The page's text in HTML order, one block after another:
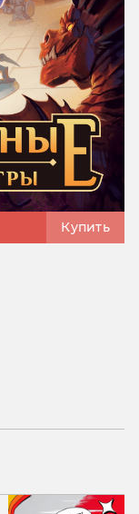
Купить